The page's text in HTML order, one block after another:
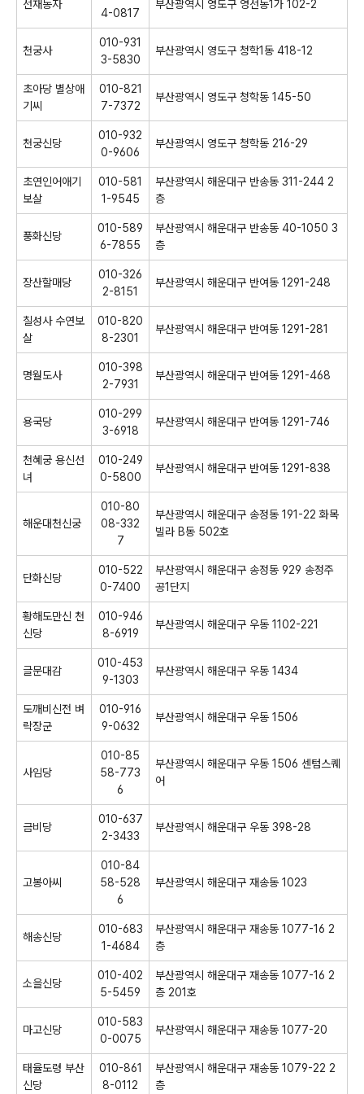
선재동자
4-0817
부산광역시 영도구 영선동1가 102-2
천궁사
010-931
3-5830
부산광역시 영도구 청학1동 418-12
초아당 별상애
기씨
010-821
7-7372
부산광역시 영도구 청학동 145-50
천궁신당
010-932
0-9606
부산광역시 영도구 청학동 216-29
초연인어애기
보살
010-581
1-9545
부산광역시 해운대구 반송동 311-244 2
층
풍화신당
010-589
6-7855
부산광역시 해운대구 반송동 40-1050 3
층
장산할매당
010-326
2-8151
부산광역시 해운대구 반여동 1291-248
칠성사 수연보
살
010-820
8-2301
부산광역시 해운대구 반여동 1291-281
명월도사
010-398
2-7931
부산광역시 해운대구 반여동 1291-468
용국당
010-299
3-6918
부산광역시 해운대구 반여동 1291-746
천혜궁 용신선
녀
010-249
0-5800
부산광역시 해운대구 반여동 1291-838
해운대천신궁
010-80
08-332
7
부산광역시 해운대구 송정동 191-22 화목
빌라 B동 502호
단화신당
010-522
0-7400
부산광역시 해운대구 송정동 929 송정주
공1단지
황해도만신 천
신당
010-946
8-6919
부산광역시 해운대구 우동 1102-221
글문대감
010-453
9-1303
부산광역시 해운대구 우동 1434
도깨비신전 벼
락장군
010-916
9-0632
부산광역시 해운대구 우동 1506
사임당
010-85
58-773
6
부산광역시 해운대구 우동 1506 센텀스퀘
어
금비당
010-637
2-3433
부산광역시 해운대구 우동 398-28
고봉아씨
010-84
58-528
6
부산광역시 해운대구 재송동 1023
해송신당
010-683
1-4684
부산광역시 해운대구 재송동 1077-16 2
층
소을신당
010-402
5-5459
부산광역시 해운대구 재송동 1077-16 2
층 201호
마고신당
010-583
0-0075
부산광역시 해운대구 재송동 1077-20
태율도령 부산
신당
010-861
8-0112
부산광역시 해운대구 재송동 1079-22 2
층